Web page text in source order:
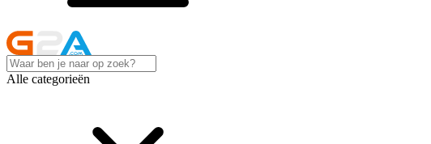
Alle categorieën